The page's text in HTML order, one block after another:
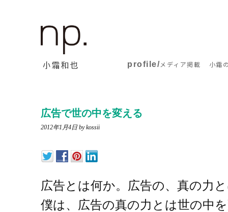
profile/メディア掲載 小霜
広告で世の中を変える
2012年1月4日 by kossii
広告とは何か。広告の、真の力
僕は、広告の真の力とは世の中